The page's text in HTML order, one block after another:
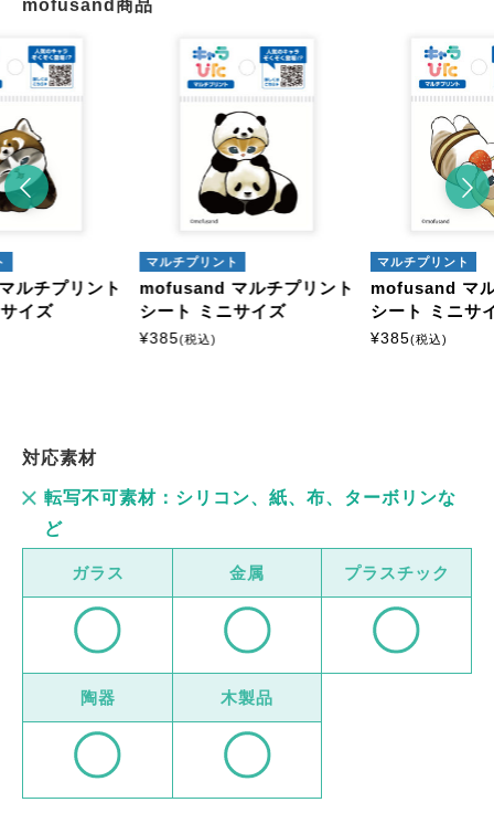
mofusand商品
ルチプリント
イズ
マルチプリント
mofusand マルチプリント
シート ミニサイズ
¥385(税込)
マルチプリント
mofusand マ
シート ミニサ
¥385(税込)
対応素材
転写不可素材：シリコン、紙、布、ターボリンな
ど
ガラス 金属 プラスチック
陶器 木製品